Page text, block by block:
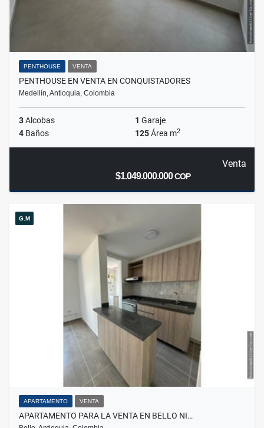
PENTHOUSE VENTA
PENTHOUSE EN VENTA EN CONQUISTADORES
Medellín, Antioquia, Colombia
3Alcobas 1 Garaje
4 Baños 125Área m2
Venta
$1.049.000.000COP
G.M
APARTAMENTO VENTA
APARTAMENTO PARA LA VENTA EN BELLO NI…